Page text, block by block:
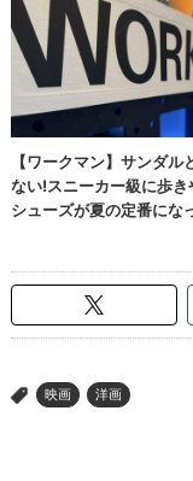
> 映画 洋画